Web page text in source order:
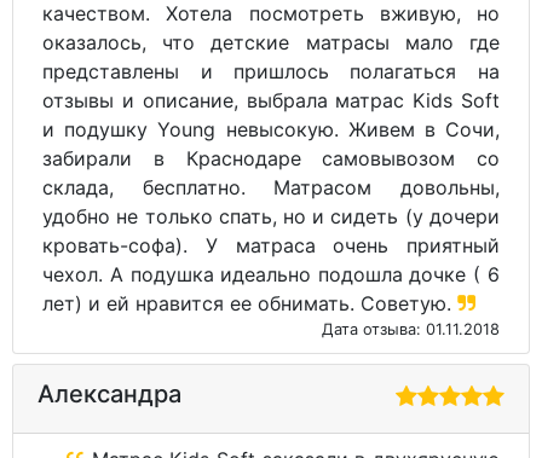
качеством. Хотела посмотреть вживую, но
оказалось, что детские матрасы мало где
представлены и пришлось полагаться на
отзывы и описание, выбрала матрас Kids Soft
и подушку Young невысокую. Живем в Сочи,
забирали в Краснодаре самовывозом со
склада, бесплатно. Матрасом довольны,
удобно не только спать, но и сидеть (у дочери
кровать-софа). У матраса очень приятный
чехол. А подушка идеально подошла дочке ( 6
лет) и ей нравится ее обнимать. Советую.
Дата отзыва: 01.11.2018
Александра